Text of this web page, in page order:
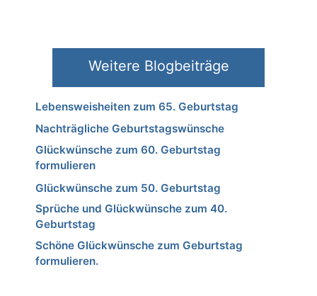
Weitere Blogbeiträge
Lebensweisheiten zum 65. Geburtstag
Nachträgliche Geburtstagswünsche
Glückwünsche zum 60. Geburtstag
formulieren
Glückwünsche zum 50. Geburtstag
Sprüche und Glückwünsche zum 40.
Geburtstag
Schöne Glückwünsche zum Geburtstag
formulieren.